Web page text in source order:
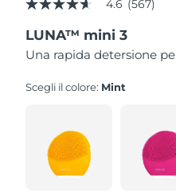
4.6
su
5
,
di
Reviews.
Stesso
4.6 (567)
LUNA™ mini 3
Una rapida detersione
Scegli il colore: Mint